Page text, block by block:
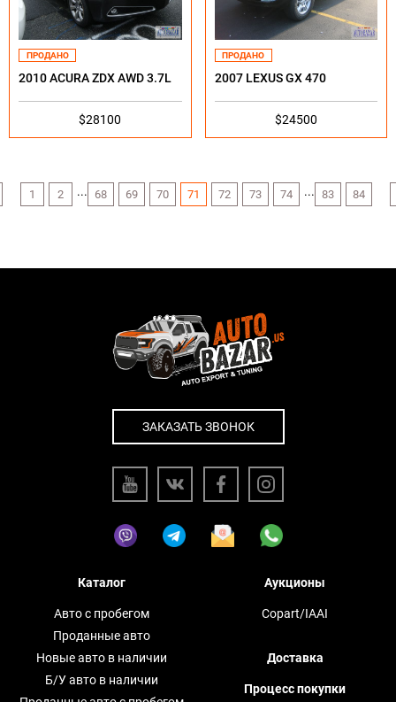
ПРОДАНО
2010 ACURA ZDX AWD 3.7L
$28100
ПРОДАНО
2007 LEXUS GX 470
$24500
1 2 ... 68 69 70 71 72 73 74 ... 83 84
ЗАКАЗАТЬ ЗВОНОК
Каталог
Авто с пробегом
Проданные авто
Новые авто в наличии
Б/У авто в наличии
Аукционы
Copart/IAAI
Доставка
Процесс покупки